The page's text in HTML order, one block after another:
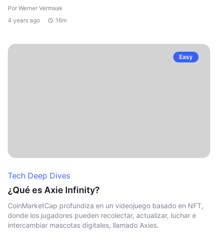
Por Werner Vermaak
4 years ago
16m
Easy
Tech Deep Dives
¿Qué es Axie Infinity?
CoinMarketCap profundiza en un videojuego basado en NFT,
donde los jugadores pueden recolectar, actualizar, luchar e
intercambiar mascotas digitales, llamado Axies.